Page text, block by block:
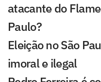
atacante do
Paulo?
Eleição no São
imoral e ilegal